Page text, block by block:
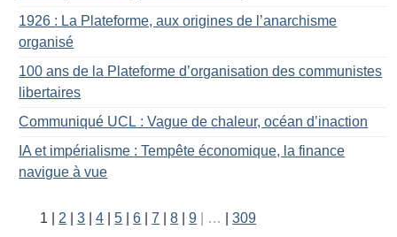
1926 : La Plateforme, aux origines de l’anarchisme
organisé
100 ans de la Plateforme d’organisation des communistes
libertaires
Communiqué UCL : Vague de chaleur, océan d’inaction
IA et impérialisme : Tempête économique, la finance
navigue à vue
1 2 3 4 5 6 7 8 9 … 309